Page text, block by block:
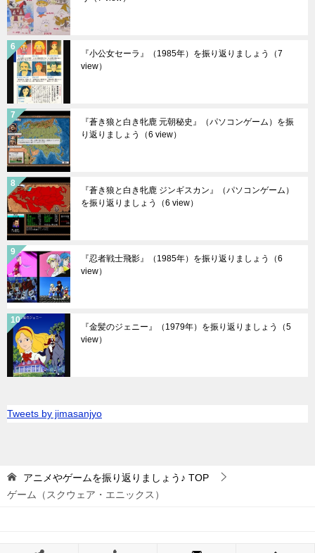
『小公女セーラ』（1985年）を振り返りましょう
（7
view）
『蒼き狼と白き牝鹿 元朝秘史』（パソコンゲーム）を振
り返りましょう
（6 view）
『蒼き狼と白き牝鹿 ジンギスカン』（パソコンゲーム）
を振り返りましょう
（6 view）
『忍者戦士飛影』（1985年）を振り返りましょう
（6
view）
『金髪のジェニー』（1979年）を振り返りましょう
（5
view）
Tweets by jimasanjyo
アニメやゲームを振り返りましょう♪ TOP
ゲーム（スクウェア・エニックス）